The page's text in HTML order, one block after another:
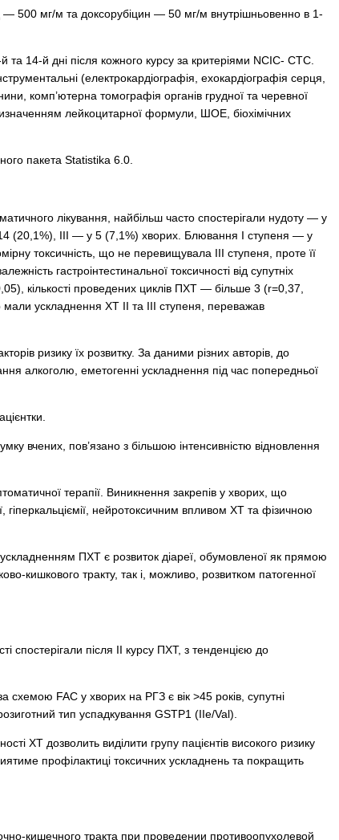
— 500 мг/м та доксорубіцин — 50 мг/м внутрішньовенно в 1-
та 14-й дні після кожного курсу за критеріями NCIC- СТС.
(електрокардіографія, ехокардіографія серця,
комп’ютерна томографія органів грудної та черевної
лейкоцитарної формули, ШОЕ, біохімічних
пакета Statistika 6.0.
лікування, найбільш часто спостерігали нудоту — у
(20,1%), ІІІ — у 5 (7,1%) хворих. Блювання І ступеня — у
токсичність, що не перевищувала ІІІ ступеня, проте її
гастроінтестинальної токсичності від супутніх
кількості проведених циклів ПХТ — більше 3 (r=0,37,
ускладнення ХТ ІІ та ІІІ ступеня, переважав
ризику їх розвитку. За даними різних авторів, до
алкоголю, еметогенні ускладнення під час попередньої
вчених, пов’язано з більшою інтенсивністю відновлення
терапії. Виникнення закрепів у хворих, що
нейротоксичним впливом ХТ та фізичною
ПХТ є розвиток діареї, обумовленої як прямою
кишкового тракту, так і, можливо, розвитком патогенної
спостерігали після ІІ курсу ПХТ, з тенденцією до
FAC у хворих на РГЗ є вік >45 років, супутні
тип успадкування GSTP1 (IIe/Val).
ХТ дозволить виділити групу пацієнтів високого ризику
профілактиці токсичних ускладнень та покращить
кишечного тракта при проведении противоопухолевой